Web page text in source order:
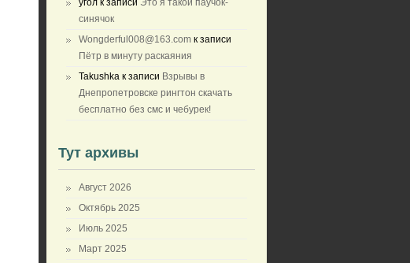
угол к записи Это я такой паучок-
синячок
Wongderful008@163.com к записи
Пётр в минуту раскаяния
Takushka к записи Взрывы в
Днепропетровске рингтон скачать
бесплатно без смс и чебурек!
Тут архивы
Август 2026
Октябрь 2025
Июль 2025
Март 2025